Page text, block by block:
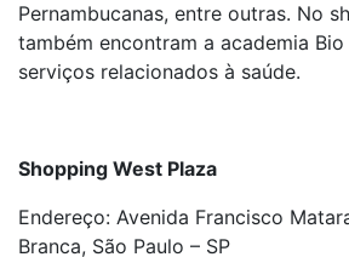
Pernambucanas, entre outras. No
também encontram a academia
serviços relacionados à saúde.
Shopping West Plaza
Endereço: Avenida Francisco
Branca, São Paulo – SP